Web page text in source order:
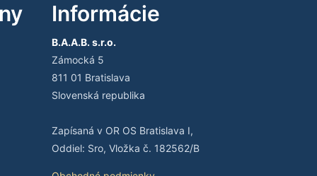
Informácie
B.A.A.B. s.r.o.
Zámocká 5
811 01 Bratislava
Slovenská republika
Zapísaná v OR OS Bratislava I,
Oddiel: Sro, Vložka č. 182562/B